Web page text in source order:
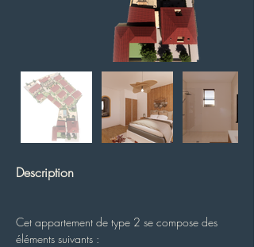
Description
Cet appartement de type 2 se compose des
éléments suivants :